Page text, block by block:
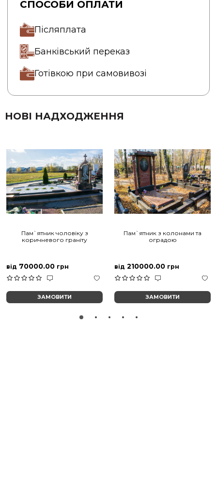
СПОСОБИ ОПЛАТИ
Післяплата
Банківський переказ
Готівкою при самовивозі
НОВІ НАДХОДЖЕННЯ
Пам`ятник чоловіку з
коричневого граніту
від 70000.00 грн
ЗАМОВИТИ
Пам`ятник з колонами та
оградою
від 210000.00 грн
ЗАМОВИТИ